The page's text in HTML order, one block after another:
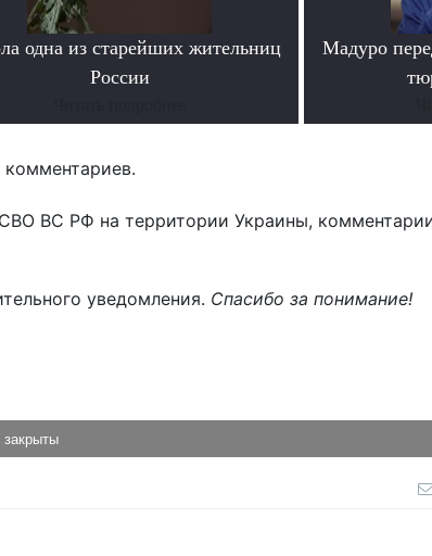
одна из старейших жительниц
России
Мадуро
ВС РФ на территории Украины,
уведомления. Спасибо за понимание!